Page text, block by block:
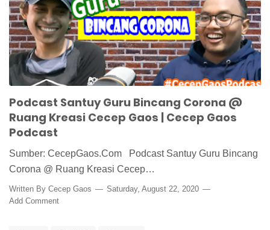
Podcast Corona Podcast Covid Podcast Covid-19
Podcast Guru Podcast Santuy
Podcast Santuy Guru Bincang Corona @
Ruang Kreasi Cecep Gaos | Cecep Gaos
Podcast
Sumber: CecepGaos.Com Podcast Santuy Guru Bincang
Corona @ Ruang Kreasi Cecep…
Written By Cecep Gaos
Saturday, August 22, 2020
Add Comment